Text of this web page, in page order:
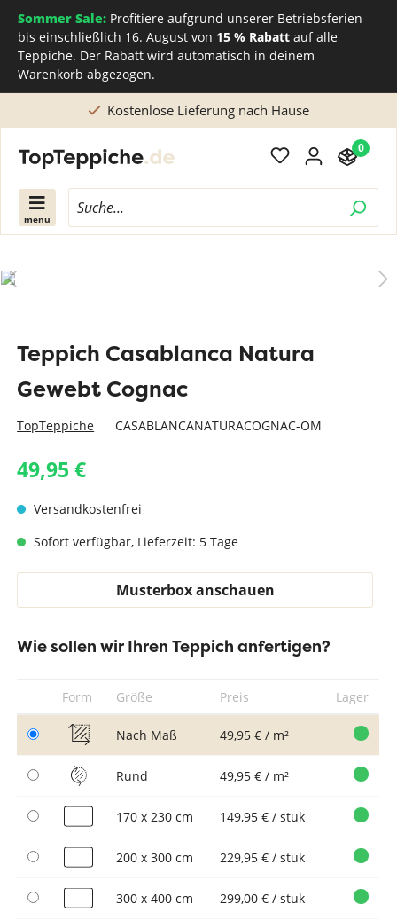
Sommer Sale: Profitiere aufgrund unserer Betriebsferien
bis einschließlich 16. August von 15 % Rabatt auf alle
Teppiche. Der Rabatt wird automatisch in deinem
Warenkorb abgezogen.
Kostenlose Lieferung nach Hause
menu
0
Teppich Casablanca Natura
Gewebt Cognac
TopTeppiche CASABLANCANATURACOGNAC-OM
49,95 €
Versandkostenfrei
Sofort verfügbar, Lieferzeit: 5 Tage
Musterbox anschauen
Wie sollen wir Ihren Teppich anfertigen?
Form Größe Preis Lager
Nach Maß 49,95 € / m²
Rund 49,95 € / m²
170 x 230 cm 149,95 € / stuk
200 x 300 cm 229,95 € / stuk
300 x 400 cm 299,00 € / stuk